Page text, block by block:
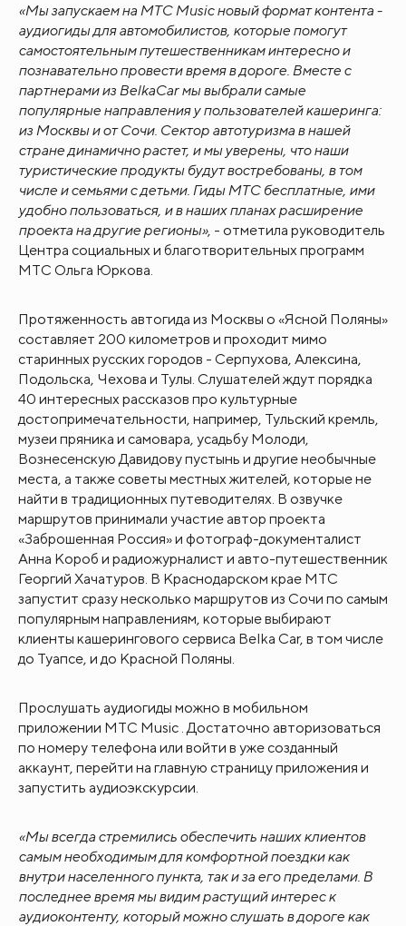
«Мы запускаем на МТС Music новый формат контента -
аудиогиды для автомобилистов, которые помогут
самостоятельным путешественникам интересно и
познавательно провести время в дороге. Вместе с
партнерами из BelkaCar мы выбрали самые
популярные направления у пользователей кашеринга:
из Москвы и от Сочи. Сектор автотуризма в нашей
стране динамично растет, и мы уверены, что наши
туристические продукты будут востребованы, в том
числе и семьями с детьми. Гиды МТС бесплатные, ими
удобно пользоваться, и в наших планах расширение
проекта на другие регионы», - отметила руководитель
Центра социальных и благотворительных программ
МТС Ольга Юркова.
Протяженность автогида из Москвы о «Ясной Поляны»
составляет 200 километров и проходит мимо
старинных русских городов - Серпухова, Алексина,
Подольска, Чехова и Тулы. Слушателей ждут порядка
40 интересных рассказов про культурные
достопримечательности, например, Тульский кремль,
музеи пряника и самовара, усадьбу Молоди,
Вознесенскую Давидову пустынь и другие необычные
места, а также советы местных жителей, которые не
найти в традиционных путеводителях. В озвучке
маршрутов принимали участие автор проекта
«Заброшенная Россия» и фотограф-документалист
Анна Короб и радиожурналист и авто-путешественник
Георгий Хачатуров. В Краснодарском крае МТС
запустит сразу несколько маршрутов из Сочи по самым
популярным направлениям, которые выбирают
клиенты кашерингового сервиса Belka Car, в том числе
до Туапсе, и до Красной Поляны.
Прослушать аудиогиды можно в мобильном
приложении МТС Music . Достаточно авторизоваться
по номеру телефона или войти в уже созданный
аккаунт, перейти на главную страницу приложения и
запустить аудиоэкскурсии.
«Мы всегда стремились обеспечить наших клиентов
самым необходимым для комфортной поездки как
внутри населенного пункта, так и за его пределами. В
последнее время мы видим растущий интерес к
аудиоконтенту, который можно слушать в дороге как